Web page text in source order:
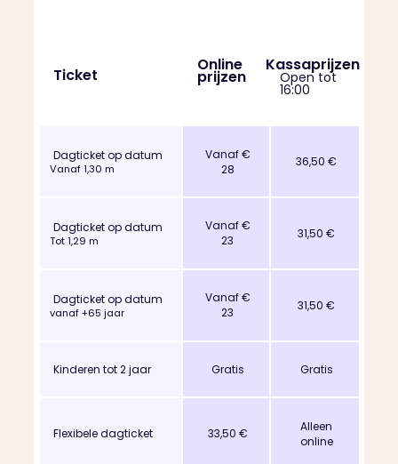
Ticket
Online
prijzen
Kassaprijzen
Open tot
16:00
Dagticket op datum
Vanaf 1,30 m
Vanaf €
28
36,50 €
Dagticket op datum
Tot 1,29 m
Vanaf €
23
31,50 €
Dagticket op datum
vanaf +65 jaar
Vanaf €
23
31,50 €
Kinderen tot 2 jaar Gratis Gratis
Flexibele dagticket 33,50 €
Alleen
online